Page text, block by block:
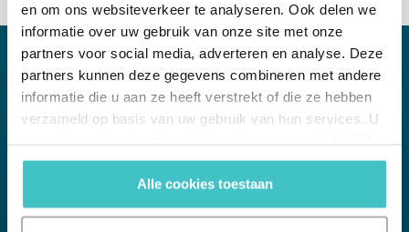
en om ons websiteverkeer te analyseren. Ook delen we
informatie over uw gebruik van onze site met onze
partners voor social media, adverteren en analyse. Deze
partners kunnen deze gegevens combineren met andere
informatie die u aan ze heeft verstrekt of die ze hebben
verzameld op basis van uw gebruik van hun services. U
gebruiken.
Alle cookies toestaan
WHITEPAPER
Data Detox
Dirty Data kost bedrijven wereldwijd klauwen met geld.
Bovendien lopen zij winst mis doordat ze concurrenten niet